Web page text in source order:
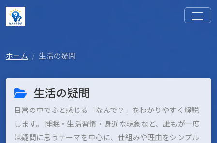
ホーム 生活の疑問
生活の疑問
日常の中でふと感じる「なんで？」をわかりやすく解説
します。 睡眠・生活習慣・身近な現象など、誰もが一度
は疑問に思うテーマを中心に、仕組みや理由をシンプル